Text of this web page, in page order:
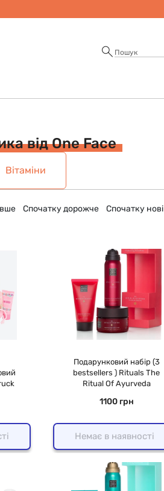
від One Face
Вітаміни
Спочатку дорожче Спочатку нові
Подарунковий набір (3
bestsellers ) Rituals The
Ritual Of Ayurveda
1100 грн
Немає в наявності